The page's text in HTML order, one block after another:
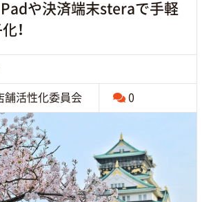
や決済端末steraで手軽
！
舗活性化委員会 0